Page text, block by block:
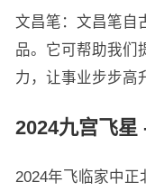
文昌笔：文昌笔自
品。它可帮助我们
力，让事业步步高
2024九宫飞星
2024年飞临家中